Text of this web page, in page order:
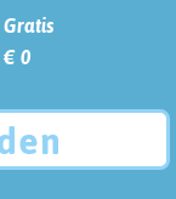
Gratis
€ 0